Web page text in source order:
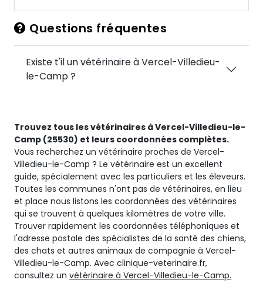
Questions fréquentes
Existe t'il un vétérinaire à Vercel-Villedieu-
le-Camp ?
Trouvez tous les vétérinaires à Vercel-Villedieu-le-
Camp (25530) et leurs coordonnées complètes.
Vous recherchez un vétérinaire proches de Vercel-
Villedieu-le-Camp ? Le vétérinaire est un excellent
guide, spécialement avec les particuliers et les éleveurs.
Toutes les communes n'ont pas de vétérinaires, en lieu
et place nous listons les coordonnées des vétérinaires
qui se trouvent à quelques kilomètres de votre ville.
Trouver rapidement les coordonnées téléphoniques et
l'adresse postale des spécialistes de la santé des chiens,
des chats et autres animaux de compagnie à Vercel-
Villedieu-le-Camp. Avec clinique-veterinaire.fr,
consultez un vétérinaire à Vercel-Villedieu-le-Camp.